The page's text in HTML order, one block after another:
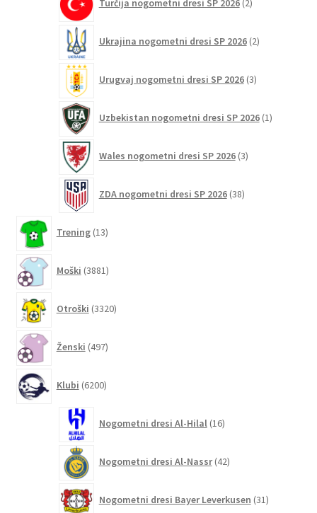
Turčija nogometni dresi SP 2026 2izdelka
Ukrajina nogometni dresi SP 2026 2izdelka
Urugvaj nogometni dresi SP 2026 3izdelki
Uzbekistan nogometni dresi SP 2026 1izdelek
Wales nogometni dresi SP 2026 3izdelki
ZDA nogometni dresi SP 2026 38izdelkov
Trening 13izdelkov
Moški 3881izdelkov
Otroški 3320izdelkov
Ženski 497izdelkov
Klubi 6200izdelkov
Nogometni dresi Al-Hilal 16izdelkov
Nogometni dresi Al-Nassr 42izdelkov
Nogometni dresi Bayer Leverkusen 31izdelkov